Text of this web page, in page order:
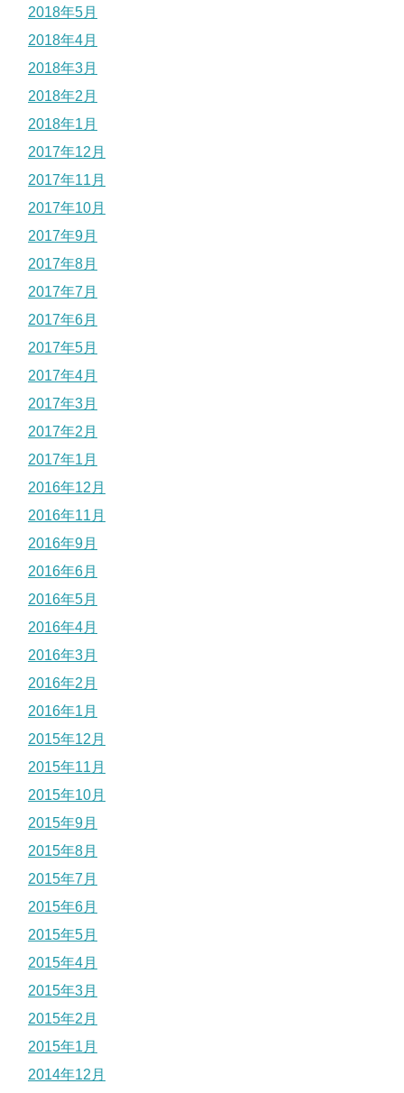
2018年5月
2018年4月
2018年3月
2018年2月
2018年1月
2017年12月
2017年11月
2017年10月
2017年9月
2017年8月
2017年7月
2017年6月
2017年5月
2017年4月
2017年3月
2017年2月
2017年1月
2016年12月
2016年11月
2016年9月
2016年6月
2016年5月
2016年4月
2016年3月
2016年2月
2016年1月
2015年12月
2015年11月
2015年10月
2015年9月
2015年8月
2015年7月
2015年6月
2015年5月
2015年4月
2015年3月
2015年2月
2015年1月
2014年12月